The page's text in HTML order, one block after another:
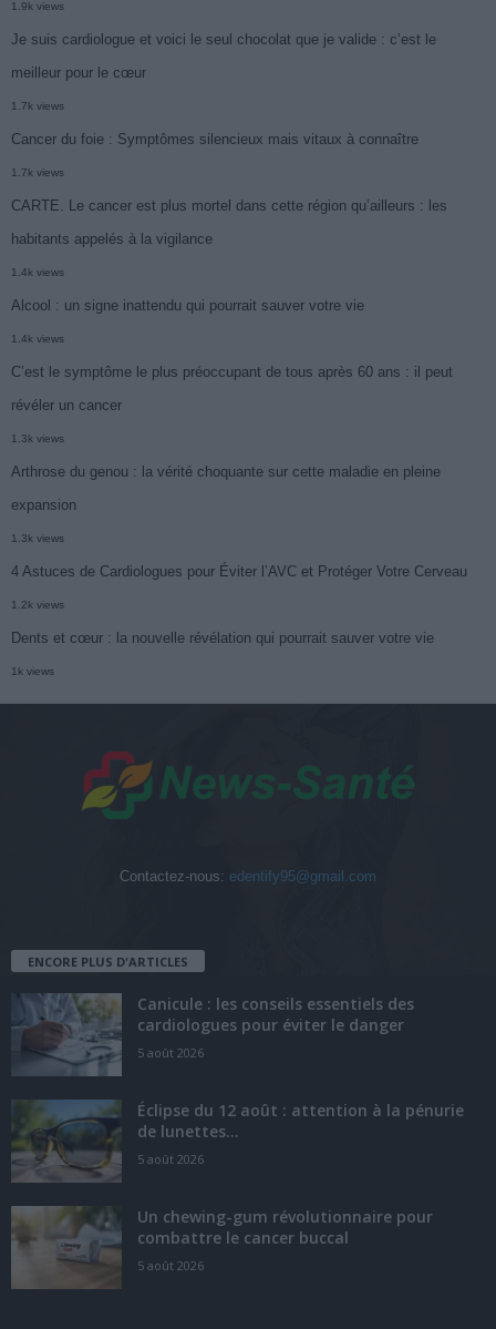
1.9k views
Je suis cardiologue et voici le seul chocolat que je valide : c’est le
meilleur pour le cœur
1.7k views
Cancer du foie : Symptômes silencieux mais vitaux à connaître
1.7k views
CARTE. Le cancer est plus mortel dans cette région qu’ailleurs : les
habitants appelés à la vigilance
1.4k views
Alcool : un signe inattendu qui pourrait sauver votre vie
1.4k views
C’est le symptôme le plus préoccupant de tous après 60 ans : il peut
révéler un cancer
1.3k views
Arthrose du genou : la vérité choquante sur cette maladie en pleine
expansion
1.3k views
4 Astuces de Cardiologues pour Éviter l’AVC et Protéger Votre Cerveau
1.2k views
Dents et cœur : la nouvelle révélation qui pourrait sauver votre vie
1k views
Contactez-nous: edentify95@gmail.com
ENCORE PLUS D'ARTICLES
Canicule : les conseils essentiels des
cardiologues pour éviter le danger
5 août 2026
Éclipse du 12 août : attention à la pénurie
de lunettes...
5 août 2026
Un chewing-gum révolutionnaire pour
combattre le cancer buccal
5 août 2026